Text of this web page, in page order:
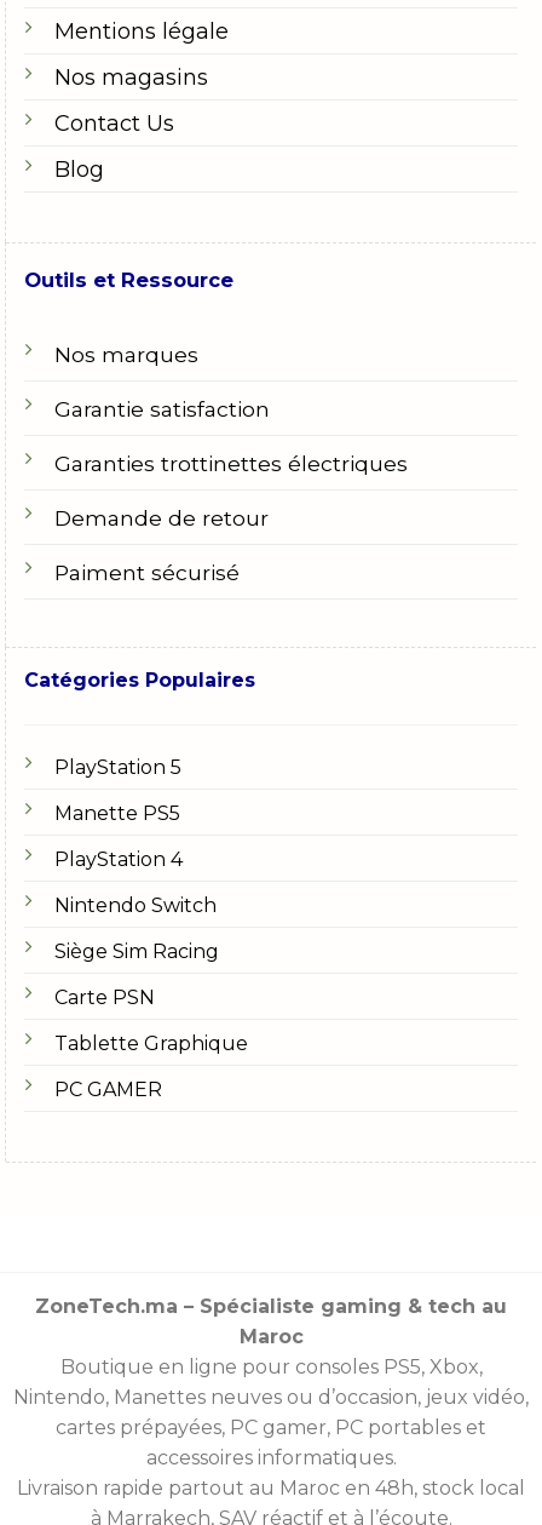
Mentions légale
Nos magasins
Contact Us
Blog
Outils et Ressource
Nos marques
Garantie satisfaction
Garanties trottinettes électriques
Demande de retour
Paiment sécurisé
Catégories Populaires
PlayStation 5
Manette PS5
PlayStation 4
Nintendo Switch
Siège Sim Racing
Carte PSN
Tablette Graphique
PC GAMER
ZoneTech.ma – Spécialiste gaming & tech au
Maroc
Boutique en ligne pour consoles PS5, Xbox,
Nintendo, Manettes neuves ou d’occasion, jeux vidéo,
cartes prépayées, PC gamer, PC portables et
accessoires informatiques.
Livraison rapide partout au Maroc en 48h, stock local
à Marrakech, SAV réactif et à l’écoute.